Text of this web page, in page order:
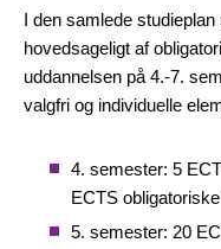
I den samlede
hovedsageligt af
uddannelsen på 4.-7.
valgfri og individuelle
4. semester: 5
ECTS
5. semester: 20